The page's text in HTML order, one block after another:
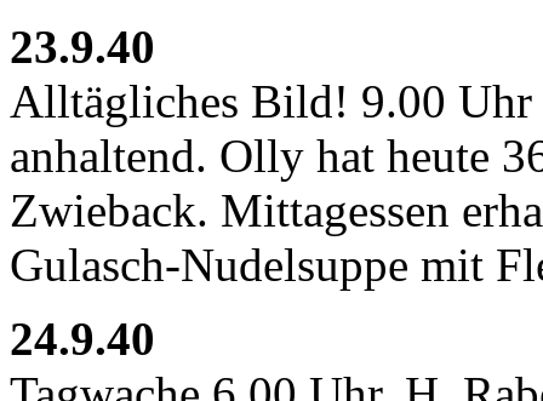
23.9.40
Alltägliches Bild! 9.00
anhaltend. Olly hat heute
Zwieback. Mittagessen
Gulasch-Nudelsuppe mit
24.9.40